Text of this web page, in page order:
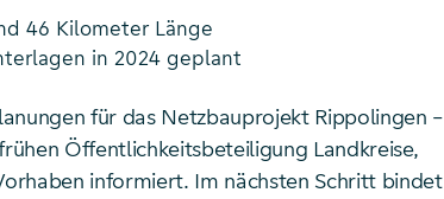
46 Kilometer Länge
in 2024 geplant
für das Netzbauprojekt Rippolingen –
Öffentlichkeitsbeteiligung Landkreise,
informiert. Im nächsten Schritt bindet